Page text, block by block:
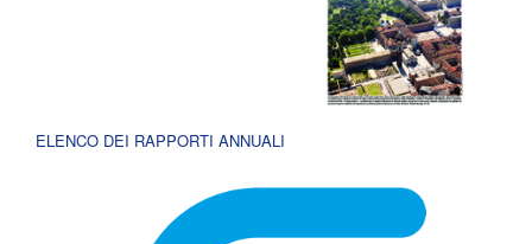
ELENCO DEI RAPPORTI ANNUALI